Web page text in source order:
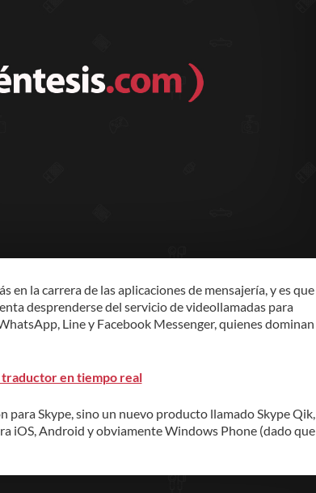
en la carrera de las aplicaciones de mensajería, y es que
desprenderse del servicio de videollamadas para
Line y Facebook Messenger, quienes dominan
en tiempo real
para Skype, sino un nuevo producto llamado Skype Qik,
iOS, Android y obviamente Windows Phone (dado que